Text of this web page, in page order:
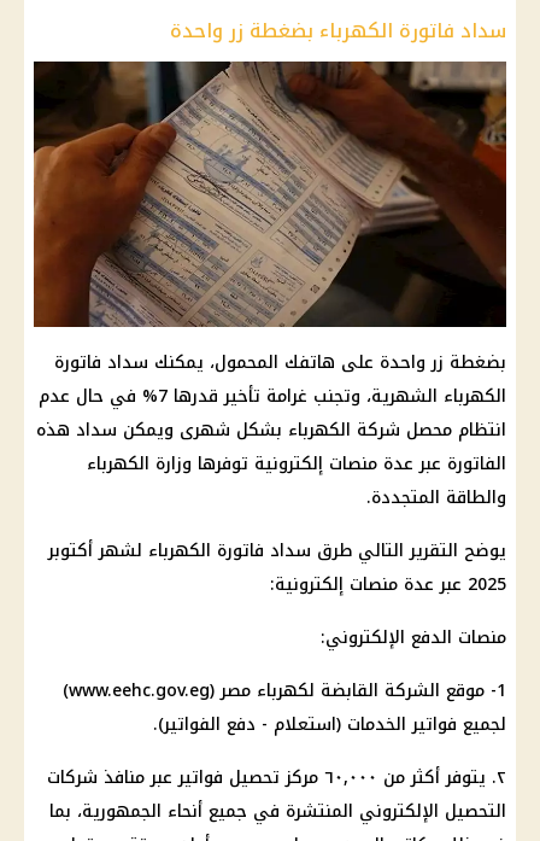
سداد فاتورة الكهرباء بضغطة زر واحدة
بضغطة زر واحدة على هاتفك المحمول، يمكنك سداد فاتورة
الكهرباء الشهرية، وتجنب غرامة تأخير قدرها 7% في حال عدم
انتظام محصل شركة الكهرباء بشكل شهرى ويمكن سداد هذه
الفاتورة عبر عدة منصات إلكترونية توفرها وزارة الكهرباء
والطاقة المتجددة.
يوضح التقرير التالي طرق سداد فاتورة الكهرباء لشهر أكتوبر
2025 عبر عدة منصات إلكترونية:
منصات الدفع الإلكتروني:
1- موقع الشركة القابضة لكهرباء مصر (www.eehc.gov.eg)
لجميع فواتير الخدمات (استعلام - دفع الفواتير).
٢. يتوفر أكثر من ٦٠,٠٠٠ مركز تحصيل فواتير عبر منافذ شركات
التحصيل الإلكتروني المنتشرة في جميع أنحاء الجمهورية، بما